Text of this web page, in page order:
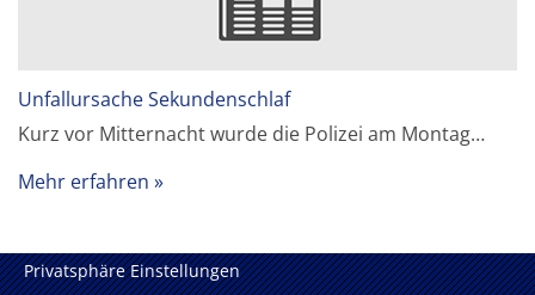
Unfallursache Sekundenschlaf
Kurz vor Mitternacht wurde die Polizei am Montag…
Mehr erfahren
Privatsphäre Einstellungen